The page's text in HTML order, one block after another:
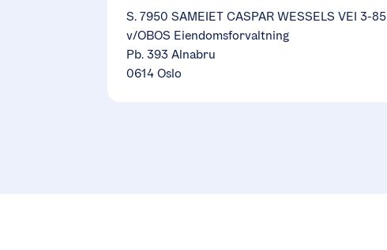
S. 7950 SAMEIET CASPAR WESSELS VEI 3-85
v/OBOS Eiendomsforvaltning
Pb. 393 Alnabru
0614 Oslo